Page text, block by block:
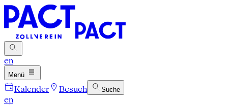
en
Menü
Kalender Besuch Suche
en